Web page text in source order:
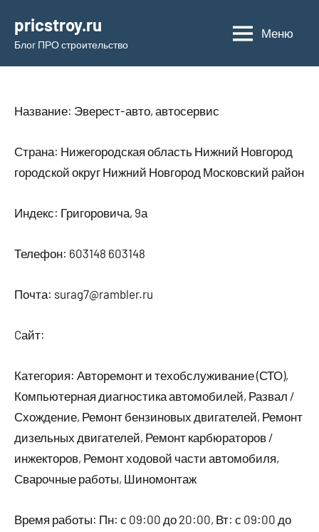
содержимому
pricstroy.ru
Блог ПРО строительство
Меню
Название: Эверест-авто, автосервис
Страна: Нижегородская область Нижний Новгород
городской округ Нижний Новгород Московский район
Индекс: Григоровича, 9а
Телефон: 603148 603148
Почта: surag7@rambler.ru
Cайт:
Категория: Авторемонт и техобслуживание (СТО),
Компьютерная диагностика автомобилей, Развал /
Схождение, Ремонт бензиновых двигателей, Ремонт
дизельных двигателей, Ремонт карбюраторов /
инжекторов, Ремонт ходовой части автомобиля,
Сварочные работы, Шиномонтаж
Время работы: Пн: с 09:00 до 20:00, Вт: с 09:00 до